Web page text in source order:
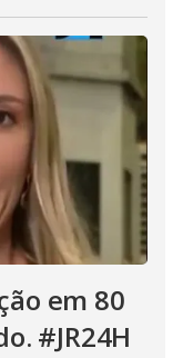
em 80
#JR24H